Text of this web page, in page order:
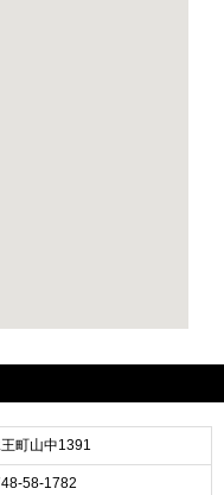
町山中1391
58-1782